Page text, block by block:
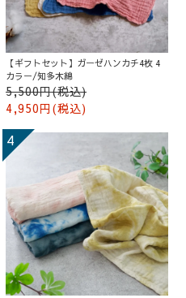
【ギフトセット】ガーゼハンカチ4枚 4
カラー/知多木綿
5,500円(税込)
4,950円(税込)